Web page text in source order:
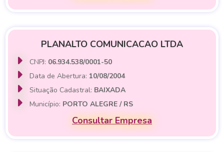
PLANALTO COMUNICACAO LTDA
CNPJ: 06.934.538/0001-50
Data de Abertura: 10/08/2004
Situação Cadastral: BAIXADA
Município: PORTO ALEGRE / RS
Consultar Empresa